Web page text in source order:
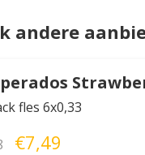
andere
fles 6x0,33
€7,49